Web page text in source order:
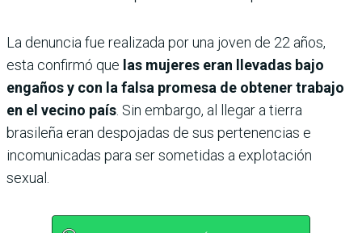
La denuncia fue realizada por una joven de 22 años,
esta confirmó que las mujeres eran llevadas bajo
engaños y con la falsa promesa de obtener trabajo
en el vecino país . Sin embargo, al llegar a tierra
brasileña eran despojadas de sus pertenencias e
incomunicadas para ser sometidas a explotación
sexual.